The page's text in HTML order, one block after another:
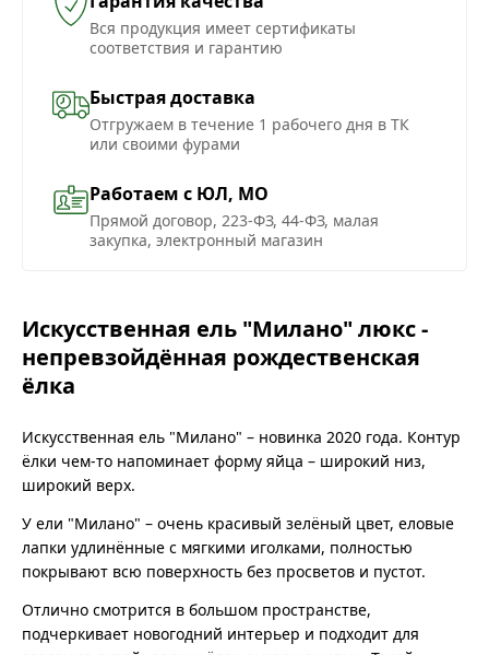
Вся продукция имеет сертификаты
соответствия и гарантию
Быстрая доставка
Отгружаем в течение 1 рабочего дня в ТК
или своими фурами
Работаем с ЮЛ, МО
Прямой договор, 223-ФЗ, 44-ФЗ, малая
закупка, электронный магазин
Искусственная ель "Милано" люкс -
непревзойдённая рождественская
ёлка
Искусственная ель "Милано" – новинка 2020 года. Контур
ёлки чем-то напоминает форму яйца – широкий низ,
широкий верх.
У ели "Милано" – очень красивый зелёный цвет, еловые
лапки удлинённые с мягкими иголками, полностью
покрывают всю поверхность без просветов и пустот.
Отлично смотрится в большом пространстве,
подчеркивает новогодний интерьер и подходит для